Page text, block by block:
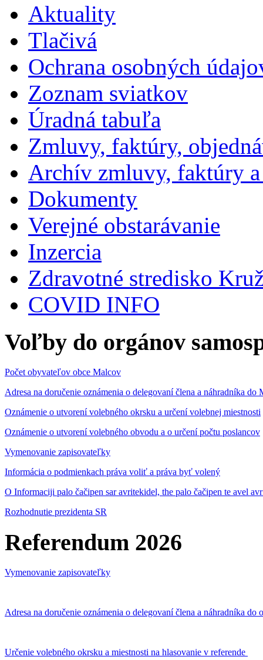
Aktuality
Tlačivá
Ochrana osobných
Zoznam sviatkov
Úradná tabuľa
Zmluvy, faktúry,
Archív zmluvy, faktúry
Dokumenty
Verejné obstarávanie
Inzercia
Zdravotné stredisko
COVID INFO
Voľby do orgánov
Počet obyvateľov obce Malcov
Adresa na doručenie oznámenia o delegovaní člena a náhradníka
Oznámenie o utvorení volebného okrsku a určení volebnej miestnosti
Oznámenie o utvorení volebného obvodu a o určení počtu poslancov
Vymenovanie zapisovateľky
Informácia o podmienkach práva voliť a práva byť volený
O Informaciji palo čačipen sar avritekidel, the palo čačipen te avel
Rozhodnutie prezidenta SR
Referendum 2026
Vymenovanie zapisovateľky
Adresa na doručenie oznámenia o delegovaní člena a náhradníka
Určenie volebného okrsku a miestnosti na hlasovanie v referende